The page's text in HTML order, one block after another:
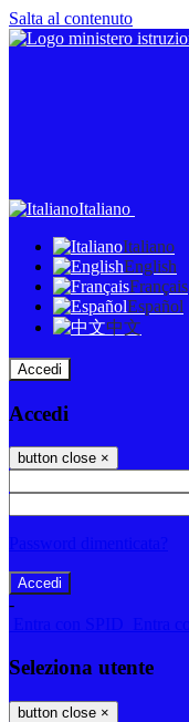
Salta al contenuto
Italiano
Italiano
English
Français
Español
中文
Accedi
Accedi
button close ×
-
Seleziona utente
button close ×